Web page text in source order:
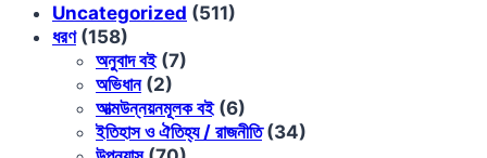
Uncategorized (511)
ধরণ(158)
অনুবাদ বই(7)
অভিধান(2)
আত্মউন্নয়নমূলক বই(6)
ইতিহাস ও ঐতিহ্য / রাজনীতি(34)